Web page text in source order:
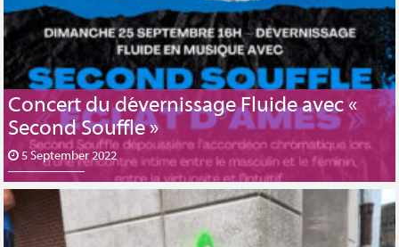
Concert du dévernissage Fluide avec «
Second Souffle »
5 September 2022